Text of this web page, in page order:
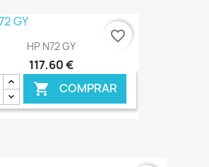
€ ONLINE
HP N72 GY
117,60 €
 COMPRAR
favorite_border